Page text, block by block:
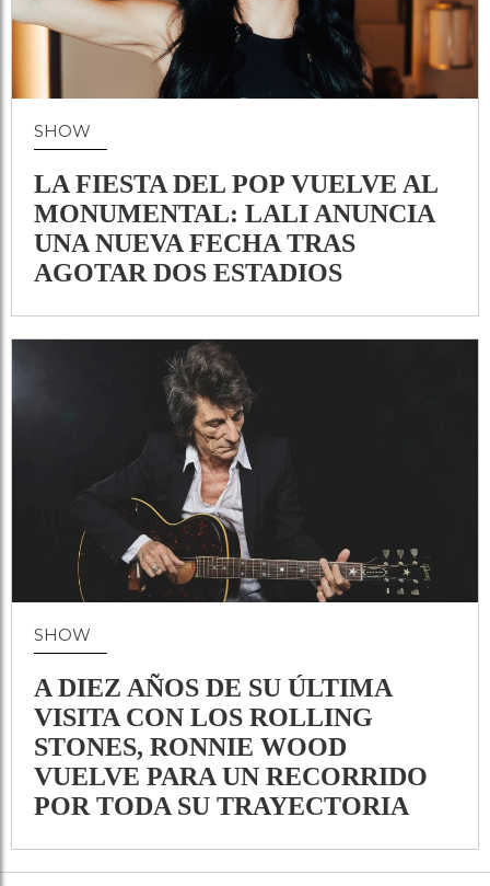
SHOW
LA FIESTA DEL POP VUELVE AL
MONUMENTAL: LALI ANUNCIA
UNA NUEVA FECHA TRAS
AGOTAR DOS ESTADIOS
SHOW
A DIEZ AÑOS DE SU ÚLTIMA
VISITA CON LOS ROLLING
STONES, RONNIE WOOD
VUELVE PARA UN RECORRIDO
POR TODA SU TRAYECTORIA